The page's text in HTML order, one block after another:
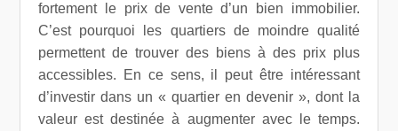
fortement le prix de vente d’un bien immobilier.
C’est pourquoi les quartiers de moindre qualité
permettent de trouver des biens à des prix plus
accessibles. En ce sens, il peut être intéressant
d’investir dans un « quartier en devenir », dont la
valeur est destinée à augmenter avec le temps.